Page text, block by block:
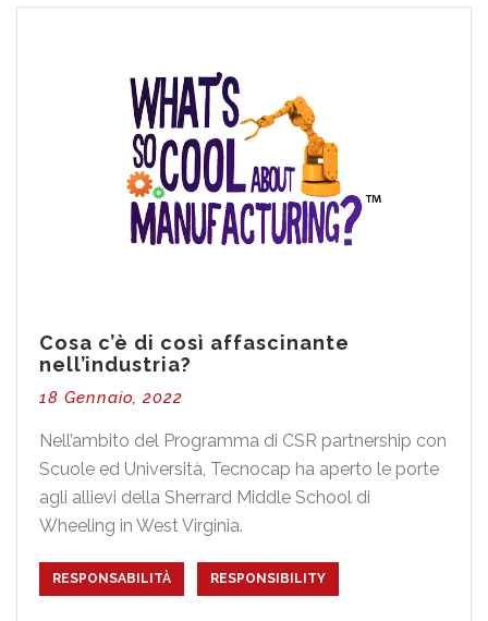
Cosa c’è di così affascinante
nell’industria?
18 Gennaio, 2022
Nell’ambito del Programma di CSR partnership con
Scuole ed Università, Tecnocap ha aperto le porte
agli allievi della Sherrard Middle School di
Wheeling in West Virginia.
RESPONSABILITÀ RESPONSIBILITY